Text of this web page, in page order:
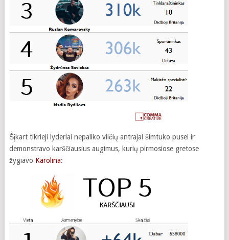
Šįkart tikrieji lyderiai nepaliko vilčių antrajai šimtuko pusei ir
demonstravo karščiausius augimus, kurių pirmosiose gretose
žygiavo Karolina: